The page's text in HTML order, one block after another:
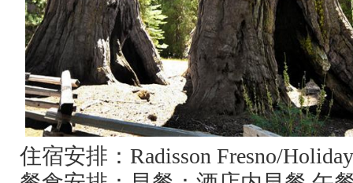
住宿安排： Radisson Fresno/